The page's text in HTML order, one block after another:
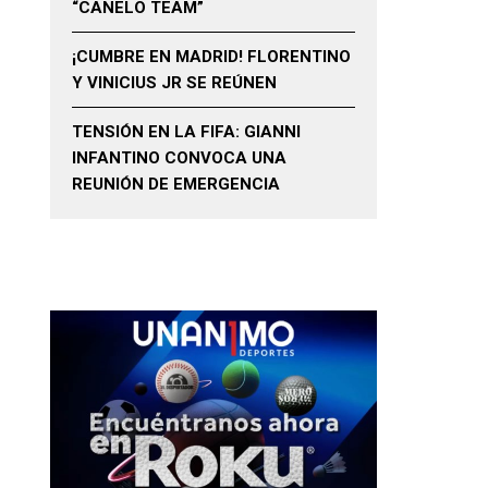
“CANELO TEAM”
¡CUMBRE EN MADRID! FLORENTINO
Y VINICIUS JR SE REÚNEN
TENSIÓN EN LA FIFA: GIANNI
INFANTINO CONVOCA UNA
REUNIÓN DE EMERGENCIA